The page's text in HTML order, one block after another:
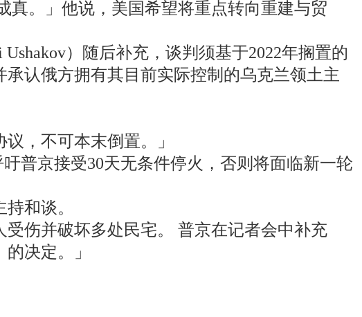
真。」他说，美国希望将重点转向重建与贸
）随后补充，谈判须基于2022年搁置的
认俄方拥有其目前实际控制的乌克兰领土主
，不可本末倒置。」
普京接受30天无条件停火，否则将面临新一轮
和谈。
伤并破坏多处民宅。 普京在记者会中补充
决定。」